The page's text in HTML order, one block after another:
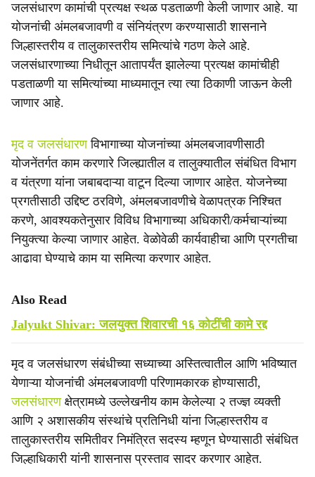
r
e
जलसंधारण कामांची प्रत्यक्ष स्थळ पडताळणी केली जाणार आहे. या
योजनांची अंमलबजावणी व संनियंत्रण करण्यासाठी शासनाने
जिल्हास्तरीय व तालुकास्तरीय समित्यांचे गठण केले आहे.
जलसंधारणाच्या निधीतून आतापर्यंत झालेल्या प्रत्यक्ष कामांचीही
पडताळणी या समित्यांच्या माध्यमातून त्या त्या ठिकाणी जाऊन केली
जाणार आहे.
मृद व जलसंधारणविभागाच्या योजनांच्या अंमलबजावणीसाठी
योजनेंतर्गत काम करणारे जिल्ह्यातील व तालुक्यातील संबंधित विभाग
व यंत्रणा यांना जबाबदाऱ्या वाटून दिल्या जाणार आहेत. योजनेच्या
प्रगतीसाठी उद्दिष्ट ठरविणे, अंमलबजावणीचे वेळापत्रक निश्चित
करणे, आवश्यकतेनुसार विविध विभागाच्या अधिकारी/कर्मचाऱ्यांच्या
नियुक्त्या केल्या जाणार आहेत. वेळोवेळी कार्यवाहीचा आणि प्रगतीचा
आढावा घेण्याचे काम या समित्या करणार आहेत.
Also Read
Jalyukt Shivar: जलयुक्त शिवारची १६ कोटींची कामे रद्द
मृद व जलसंधारण संबंधीच्या सध्याच्या अस्तित्वातील आणि भविष्यात
येणाऱ्या योजनांची अंमलबजावणी परिणामकारक होण्यासाठी,
जलसंधारणक्षेत्रामध्ये उल्लेखनीय काम केलेल्या २ तज्ज्ञ व्यक्ती
आणि २ अशासकीय संस्थांचे प्रतिनिधी यांना जिल्हास्तरीय व
तालुकास्तरीय समितीवर निमंत्रित सदस्य म्हणून घेण्यासाठी संबंधित
जिल्हाधिकारी यांनी शासनास प्रस्ताव सादर करणार आहेत.